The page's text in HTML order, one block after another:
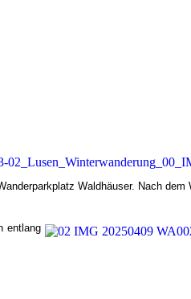
Waldhäuser. Nach
entlang